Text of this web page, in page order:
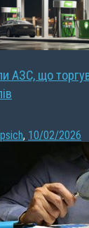
АЗС, що
, 10/02/2026